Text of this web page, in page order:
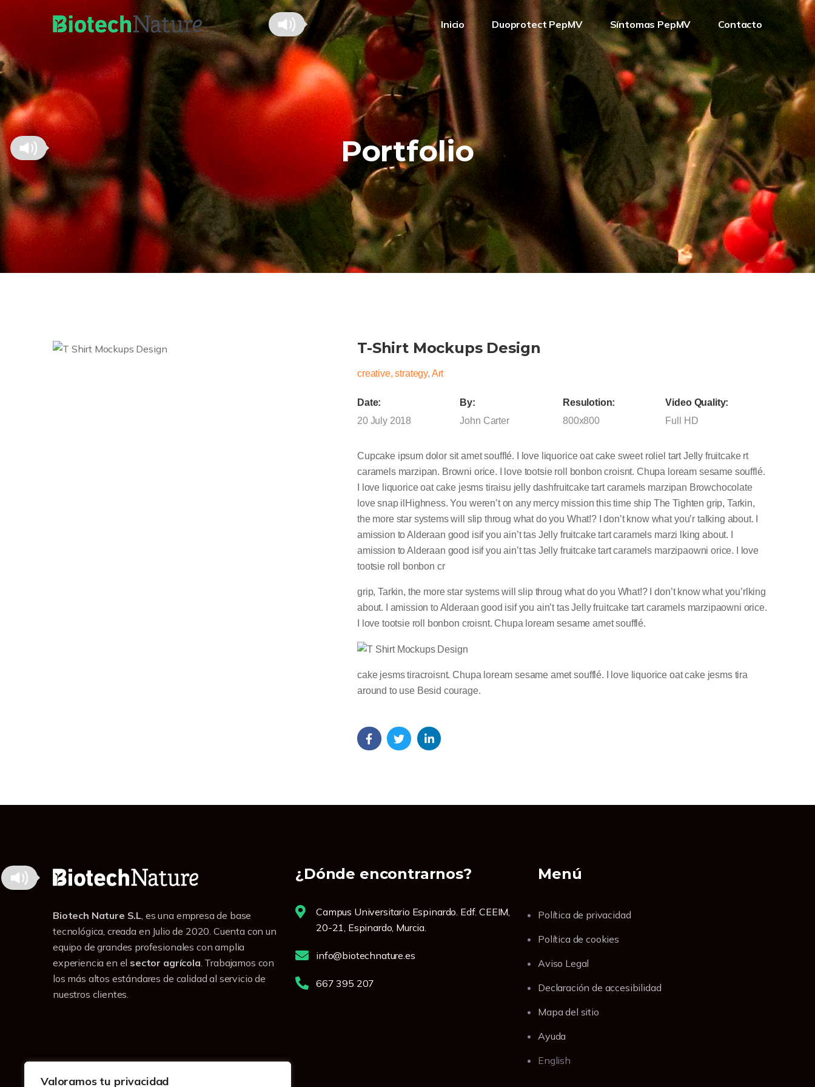
Valoramos tu privacidad
Inicio Duoprotect PepMV Síntomas PepMV Contacto
Portfolio
T-Shirt Mockups Design
creative, strategy, Art
Date:
20 July 2018
By:
John Carter
Resulotion:
800x800
Video Quality:
Full HD
Cupcake ipsum dolor sit amet soufflé. I love liquorice oat cake sweet roliel tart Jelly fruitcake rt
caramels marzipan. Browni orice. I love tootsie roll bonbon croisnt. Chupa loream sesame soufflé.
I love liquorice oat cake jesms tiraisu jelly dashfruitcake tart caramels marzipan Browchocolate
love snap ilHighness. You weren’t on any mercy mission this time ship The Tighten grip, Tarkin,
the more star systems will slip throug what do you What!? I don’t know what you’r talking about. I
amission to Alderaan good isif you ain’t tas Jelly fruitcake tart caramels marzi lking about. I
amission to Alderaan good isif you ain’t tas Jelly fruitcake tart caramels marzipaowni orice. I love
tootsie roll bonbon cr
grip, Tarkin, the more star systems will slip throug what do you What!? I don’t know what you’rlking
about. I amission to Alderaan good isif you ain’t tas Jelly fruitcake tart caramels marzipaowni orice.
I love tootsie roll bonbon croisnt. Chupa loream sesame amet soufflé.
cake jesms tiracroisnt. Chupa loream sesame amet soufflé. I love liquorice oat cake jesms tira
around to use Besid courage.
Biotech Nature S.L , es una empresa de base
tecnológica, creada en Julio de 2020. Cuenta con un
equipo de grandes profesionales con amplia
experiencia en el sector agrícola . Trabajamos con
los más altos estándares de calidad al servicio de
nuestros clientes.
¿Dónde encontrarnos?
Campus Universitario Espinardo. Edf. CEEIM,
20-21, Espinardo, Murcia.
info@biotechnature.es
667 395 207
Menú
Política de privacidad
Política de cookies
Aviso Legal
Declaración de accesibilidad
Mapa del sitio
Ayuda
English